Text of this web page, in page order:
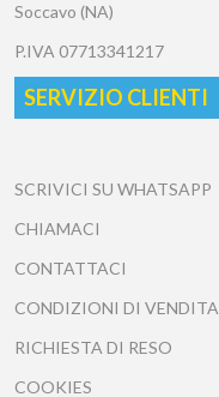
Soccavo (NA)
P.IVA 07713341217
SERVIZIO CLIENTI
SCRIVICI SU WHATSAPP
CHIAMACI
CONTATTACI
CONDIZIONI DI VENDITA
RICHIESTA DI RESO
COOKIES